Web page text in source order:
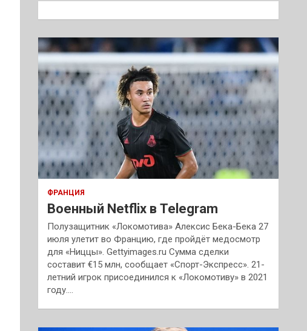
к
ФРАНЦИЯ
Военный Netflix в Telegram
Полузащитник «Локомотива» Алексис Бека-Бека 27
июля улетит во Францию, где пройдёт медосмотр
для «Ниццы». Gettyimages.ru Сумма сделки
составит €15 млн, сообщает «Спорт-Экспресс». 21-
летний игрок присоединился к «Локомотиву» в 2021
году.…